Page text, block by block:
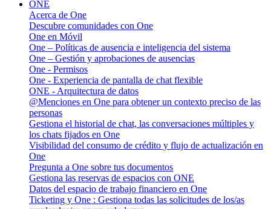
ONE
Acerca de One
Descubre comunidades con One
One en Móvil
One – Políticas de ausencia e inteligencia del sistema
One – Gestión y aprobaciones de ausencias
One - Permisos
One - Experiencia de pantalla de chat flexible
ONE - Arquitectura de datos
@Menciones en One para obtener un contexto preciso de las
personas
Gestiona el historial de chat, las conversaciones múltiples y
los chats fijados en One
Visibilidad del consumo de crédito y flujo de actualización en
One
Pregunta a One sobre tus documentos
Gestiona las reservas de espacios con ONE
Datos del espacio de trabajo financiero en One
Ticketing y One : Gestiona todas las solicitudes de los/as